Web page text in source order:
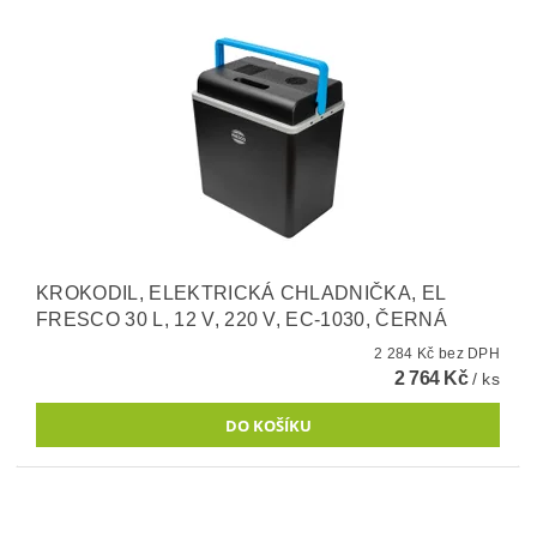
KROKODIL, ELEKTRICKÁ CHLADNIČKA, EL
FRESCO 30 L, 12 V, 220 V, EC-1030, ČERNÁ
2 284 Kč bez DPH
2 764 Kč/ ks